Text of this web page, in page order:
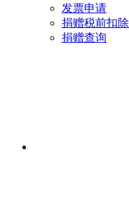
发票申请
捐赠税前扣除
捐赠查询